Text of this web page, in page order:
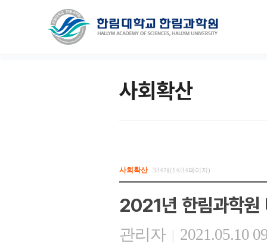
사회확산
사회확산 334개(14/34페이지)
2021년 한림과학원
관리자 | 2021.05.10